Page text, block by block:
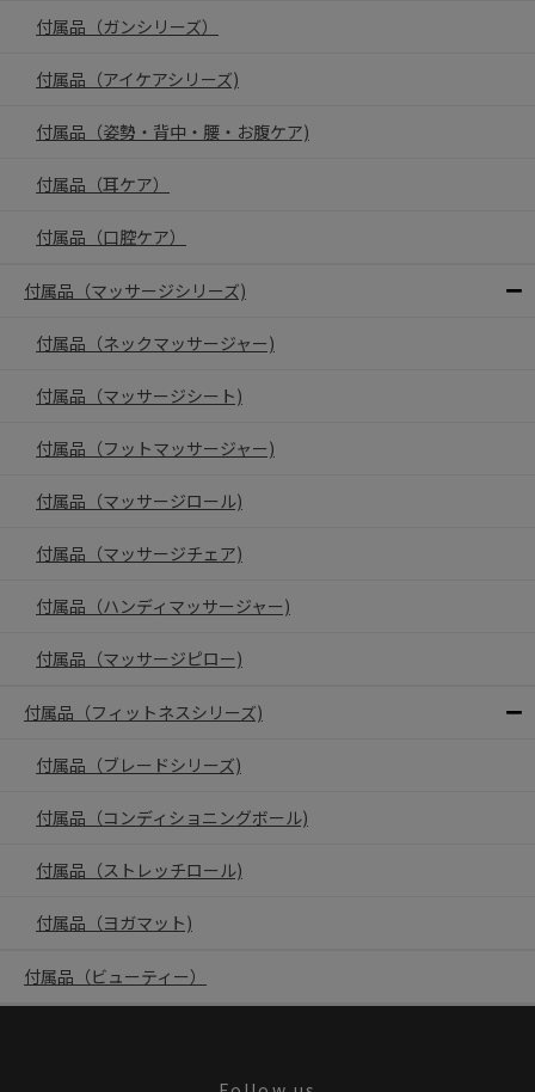
付属品（ガンシリーズ）
付属品（アイケアシリーズ)
付属品（姿勢・背中・腰・お腹ケア)
付属品（耳ケア）
付属品（口腔ケア）
付属品（マッサージシリーズ)
付属品（ネックマッサージャー)
付属品（マッサージシート)
付属品（フットマッサージャー)
付属品（マッサージロール)
付属品（マッサージチェア)
付属品（ハンディマッサージャー)
付属品（マッサージピロー)
付属品（フィットネスシリーズ)
付属品（ブレードシリーズ)
付属品（コンディショニングボール)
付属品（ストレッチロール)
付属品（ヨガマット)
付属品（ビューティー）